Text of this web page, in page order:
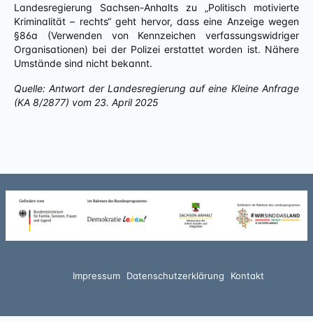
Landesregierung Sachsen-Anhalts zu „Politisch motivierte
Kriminalität – rechts“ geht hervor, dass eine Anzeige wegen
§86a (Verwenden von Kennzeichen verfassungswidriger
Organisationen) bei der Polizei erstattet worden ist. Nähere
Umstände sind nicht bekannt.
Quelle: Antwort der Landesregierung auf eine Kleine Anfrage
(KA 8/2877) vom 23. April 2025
Impressum Datenschutzerklärung Kontakt